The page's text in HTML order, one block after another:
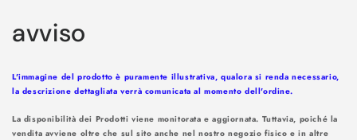
corso...
avviso
L'immagine del prodotto è puramente illustrativa, qualora si renda necessario,
la descrizione dettagliata verrà comunicata al momento dell'ordine.
La disponibilità dei Prodotti viene monitorata e aggiornata. Tuttavia, poiché la
vendita avviene oltre che sul sito anche nel nostro negozio fisico e in altre